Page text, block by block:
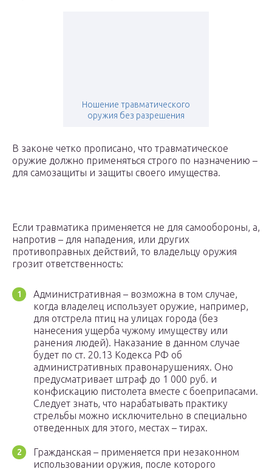
Ношение травматического
оружия без разрешения
В законе четко прописано, что травматическое
оружие должно применяться строго по назначению –
для самозащиты и защиты своего имущества.
Если травматика применяется не для самообороны, а,
напротив – для нападения, или других
противоправных действий, то владельцу оружия
грозит ответственность:
Административная – возможна в том случае,
когда владелец использует оружие, например,
для отстрела птиц на улицах города (без
нанесения ущерба чужому имуществу или
ранения людей). Наказание в данном случае
будет по ст. 20.13 Кодекса РФ об
административных правонарушениях. Оно
предусматривает штраф до 1 000 руб. и
конфискацию пистолета вместе с боеприпасами.
Следует знать, что нарабатывать практику
стрельбы можно исключительно в специально
отведенных для этого, местах – тирах.
Гражданская – применяется при незаконном
использовании оружия, после которого